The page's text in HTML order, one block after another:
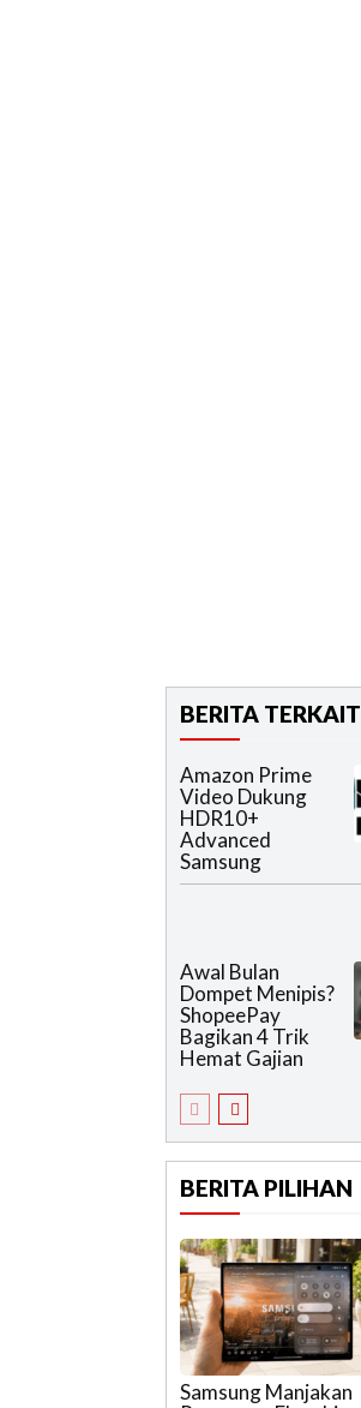
BERITA TERKAIT
Amazon Prime
Video Dukung
HDR10+
Advanced
Samsung
Awal Bulan
Dompet Menipis?
ShopeePay
Bagikan 4 Trik
Hemat Gajian
BERITA PILIHAN
Samsung Manjakan